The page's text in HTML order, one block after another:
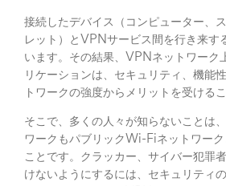
接続したデバイス（コンピューター、
レット）とVPNサービス間を行き来す
います。その結果、VPNネットワーク
リケーションは、セキュリティ、機能
トワークの強度からメリットを受ける
そこで、多くの人々が知らないことは
ワークもパブリックWi-Fiネットワー
ことです。クラッカー、サイバー犯罪
けないようにするには、セキュリティ